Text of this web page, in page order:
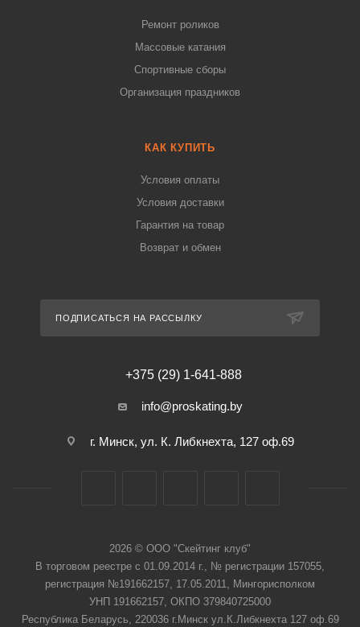
Ремонт роликов
Массовые катания
Спортивные сборы
Организация праздников
КАК КУПИТЬ
Условия оплаты
Условия доставки
Гарантия на товар
Возврат и обмен
ПОДПИСАТЬСЯ НА РАССЫЛКУ
+375 (29) 1-641-888
info@proskating.by
г. Минск, ул. К. Либкнехта, 127 оф.69
2026 © ООО "Скейтинг клуб"
В торговом реестре с 01.09.2014 г., № регистрации 157055,
регистрация №191662157, 17.05.2011, Мингорисполком
УНП 191662157, ОКПО 379840725000
Республика Беларусь, 220036 г.Минск ул.К.Либкнехта 127 оф.69